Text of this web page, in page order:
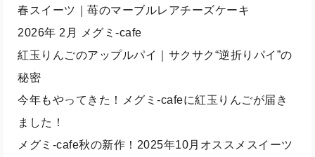
春スイーツ｜苺のマーブルレアチーズケーキ
2026年 2月 メグミ-cafe
紅玉りんごのアップルパイ｜サクサク“逆折りパイ”の
秘密
今年もやってきた！メグミ-cafeに紅玉りんごが届き
ました！
メグミ-cafe秋の新作！2025年10月オススメスイーツ